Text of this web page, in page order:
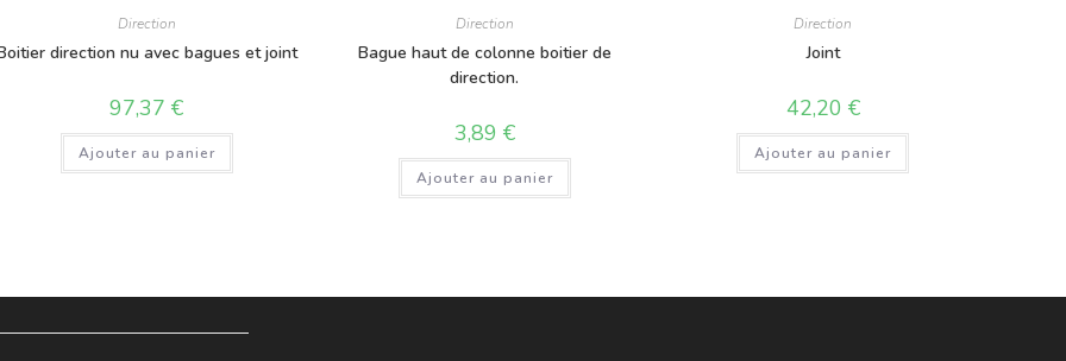
Direction
direction nu avec bagues et joint
97,37€
Ajouter au panier
Direction
Bague haut de colonne boitier de
direction.
3,89 €
Ajouter au panier
Direction
Joint
42,20 €
Ajouter au panier